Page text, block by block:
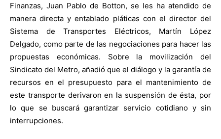
Finanzas, Juan Pablo de Botton, se les ha atendido de
manera directa y entablado pláticas con el director del
Sistema de Transportes Eléctricos, Martín López
Delgado, como parte de las negociaciones para hacer las
propuestas económicas. Sobre la movilización del
Sindicato del Metro, añadió que el diálogo y la garantía de
recursos en el presupuesto para el mantenimiento de
este transporte derivaron en la suspensión de ésta, por
lo que se buscará garantizar servicio cotidiano y sin
interrupciones.